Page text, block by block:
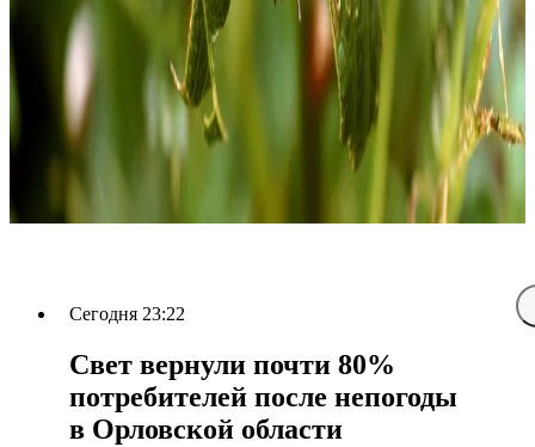
Сегодня 23:22
Свет вернули почти 80%
потребителей после непогоды
в Орловской области